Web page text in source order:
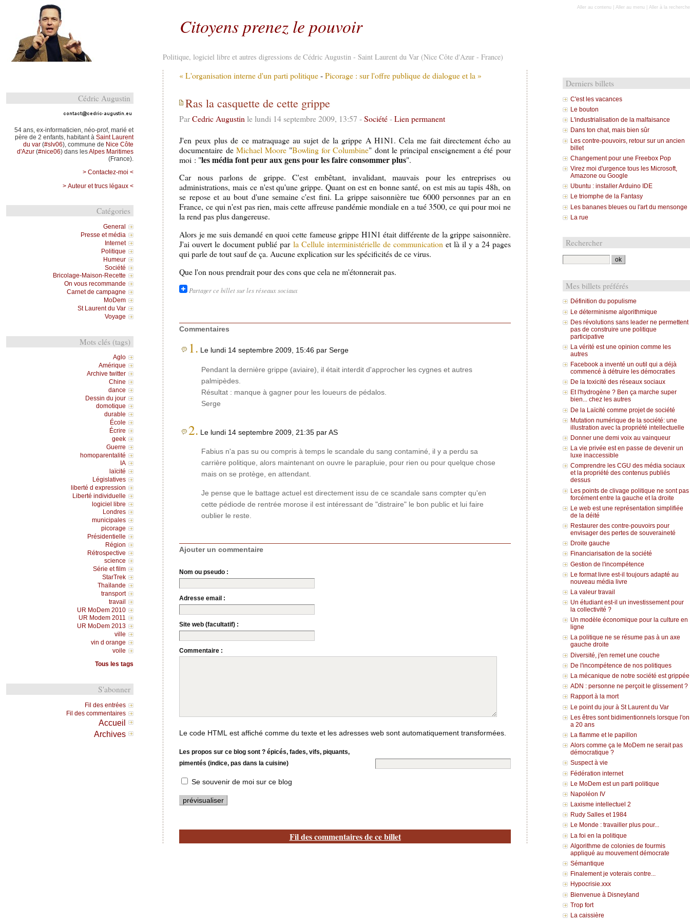
Citoyens prenez le pouvoir
Politique, logiciel libre et autres digressions de Cédric Augustin - Saint Laurent du Var (Nice Côte d'Azur - France)
Aller au contenu Aller au menu Aller à la recherche
« L'organisation interne d'un parti politique - Picorage : sur l'offre publique de dialogue et la »
Ras la casquette de cette grippe
ParCedric Augustin le lundi 14 septembre 2009, 13:57 -Société-Lien permanent
J'en peux plus de ce matraquage au sujet de la grippe A H1N1. Cela me fait directement écho au
documentaire de Michael Moore"Bowling for Columbine" dont le principal enseignement a été pour
moi : "les média font peur aux gens pour les faire consommer plus".
Car nous parlons de grippe. C'est embêtant, invalidant, mauvais pour les entreprises ou
administrations, mais ce n'est qu'une grippe. Quant on est en bonne santé, on est mis au tapis 48h, on
se repose et au bout d'une semaine c'est fini. La grippe saisonnière tue 6000 personnes par an en
France, ce qui n'est pas rien, mais cette affreuse pandémie mondiale en a tué 3500, ce qui pour moi ne
la rend pas plus dangereuse.
Alors je me suis demandé en quoi cette fameuse grippe H1N1 était différente de la grippe saisonnière.
J'ai ouvert le document publié par la Cellule interministérielle de communicationet là il y a 24 pages
qui parle de tout sauf de ça. Aucune explication sur les spécificités de ce virus.
Que l'on nous prendrait pour des cons que cela ne m'étonnerait pas.
Partager ce billet sur les réseaux sociaux
Commentaires
1. Le lundi 14 septembre 2009, 15:46 par Serge
Pendant la dernière grippe (aviaire), il était interdit d'approcher les cygnes et autres
palmipèdes.
Résultat : manque à gagner pour les loueurs de pédalos.
Serge
2. Le lundi 14 septembre 2009, 21:35 par AS
Fabius n'a pas su ou compris à temps le scandale du sang contaminé, il y a perdu sa
carrière politique, alors maintenant on ouvre le parapluie, pour rien ou pour quelque chose
mais on se protège, en attendant.
Je pense que le battage actuel est directement issu de ce scandale sans compter qu'en
cette pédiode de rentrée morose il est intéressant de "distraire" le bon public et lui faire
oublier le reste.
Ajouter un commentaire
Nom ou pseudo :
Adresse email :
Site web (facultatif) :
Commentaire :
Le code HTML est affiché comme du texte et les adresses web sont automatiquement transformées.
Les propos sur ce blog sont ? épicés, fades, vifs, piquants,
pimentés (indice, pas dans la cuisine)
Se souvenir de moi sur ce blog
Fil des commentaires de ce billet
Derniers billets
C'est les vacances
Le bouton
L'industrialisation de la malfaisance
Dans ton chat, mais bien sûr
Les contre-pouvoirs, retour sur un ancien
billet
Changement pour une Freebox Pop
Virez moi d'urgence tous les Microsoft,
Amazone ou Google
Ubuntu : installer Arduino IDE
Le triomphe de la Fantasy
Les bananes bleues ou l'art du mensonge
La rue
Rechercher
Mes billets préférés
Définition du populisme
Le déterminisme algorithmique
Des révolutions sans leader ne permettent
pas de construire une politique
participative
La vérité est une opinion comme les
autres
Facebook a inventé un outil qui a déjà
commencé à détruire les démocraties
De la toxicité des réseaux sociaux
Et l'hydrogène ? Ben ça marche super
bien... chez les autres
De la Laïcité comme projet de société
Mutation numérique de la société: une
illustration avec la propriété intellectuelle
Donner une demi voix au vainqueur
La vie privée est en passe de devenir un
luxe inaccessible
Comprendre les CGU des média sociaux
et la propriété des contenus publiés
dessus
Les points de clivage politique ne sont pas
forcément entre la gauche et la droite
Le web est une représentation simplifiée
de la déité
Restaurer des contre-pouvoirs pour
envisager des pertes de souveraineté
Droite gauche
Financiarisation de la société
Gestion de l'incompétence
Le format livre est-il toujours adapté au
nouveau média livre
La valeur travail
Un étudiant est-il un investissement pour
la collectivité ?
Un modèle économique pour la culture en
ligne
La politique ne se résume pas à un axe
gauche droite
Diversité, j'en remet une couche
De l'incompétence de nos politiques
La mécanique de notre société est grippée
ADN : personne ne perçoit le glissement ?
Rapport à la mort
Le point du jour à St Laurent du Var
Les êtres sont bidimentionnels lorsque l'on
a 20 ans
La flamme et le papillon
Alors comme ça le MoDem ne serait pas
démocratique ?
Suspect à vie
Fédération internet
Le MoDem est un parti politique
Napoléon IV
Laxisme intellectuel 2
Rudy Salles et 1984
Le Monde : travailler plus pour...
La foi en la politique
Algorithme de colonies de fourmis
appliqué au mouvement démocrate
Sémantique
Finalement je voterais contre...
Hypocrisie.xxx
Bienvenue à Disneyland
Trop fort
La caissière
Cédric Augustin
54 ans, ex-informaticien, néo-prof, marié et
père de 2 enfants, habitant àSaint Laurent
du var (#slv06), commune de Nice Côte
d'Azur (#nice06) dans lesAlpes Maritimes
(France).
> Contactez-moi <
> Auteur et trucs légaux <
Catégories
General
Presse et média
Internet
Politique
Humeur
Société
Bricolage-Maison-Recette
On vous recommande
Carnet de campagne
MoDem
St Laurent du Var
Voyage
Mots clés (tags)
Aglo
Amérique
Archive twitter
Chine
dance
Dessin du jour
domotique
durable
École
Écrire
geek
Guerre
homoparentalité
IA
laïcité
Législatives
liberté d expression
Liberté individuelle
logiciel libre
Londres
municipales
picorage
Présidentielle
Région
Rétrospective
science
Série et film
StarTrek
Thaïlande
transport
travail
UR MoDem 2010
UR Modem 2011
UR MoDem 2013
ville
vin d orange
voile
Tous les tags
S'abonner
Fil des entrées
Fil des commentaires
Accueil
Archives